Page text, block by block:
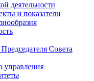
деятельности
и показатели
Совета
управления